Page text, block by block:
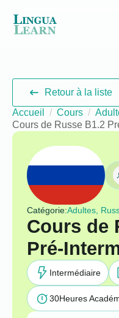
Retour à la liste
Accueil
Cours
Cours de Russe B1.2
Catégorie:Adultes,
Cours de
Pré-
Intermédiaire
30Heures